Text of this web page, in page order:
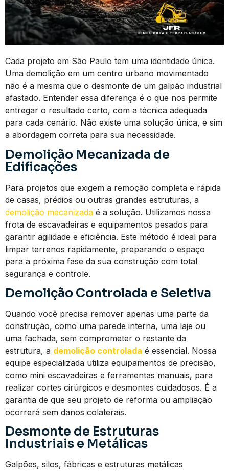
Cada projeto em São Paulo tem uma identidade única.
Uma demolição em um centro urbano movimentado
não é a mesma que o desmonte de um galpão industrial
afastado. Entender essa diferença é o que nos permite
entregar o resultado certo, com a técnica adequada
para cada cenário. Não existe uma solução única, e sim
a abordagem correta para sua necessidade.
Demolição Mecanizada de
Edificações
Para projetos que exigem a remoção completa e rápida
de casas, prédios ou outras grandes estruturas, a
demolição mecanizada é a solução. Utilizamos nossa
frota de escavadeiras e equipamentos pesados para
garantir agilidade e eficiência. Este método é ideal para
limpar terrenos rapidamente, preparando o espaço
para a próxima fase da sua construção com total
segurança e controle.
Demolição Controlada e Seletiva
Quando você precisa remover apenas uma parte da
construção, como uma parede interna, uma laje ou
uma fachada, sem comprometer o restante da
estrutura, a demolição controlada é essencial. Nossa
equipe especializada utiliza equipamentos de precisão,
como mini escavadeiras e ferramentas manuais, para
realizar cortes cirúrgicos e desmontes cuidadosos. É a
garantia de que seu projeto de reforma ou ampliação
ocorrerá sem danos colaterais.
Desmonte de Estruturas
Industriais e Metálicas
Galpões, silos, fábricas e estruturas metálicas